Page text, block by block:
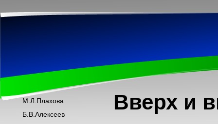
М.Л.Плахова
Б.В.Алексеев
Вверх и